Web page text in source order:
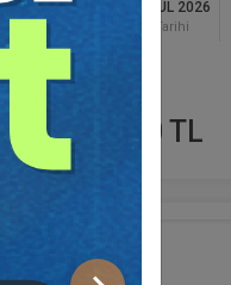
17 EYLÜL 2026
Eğitim Tarihi
750 TL